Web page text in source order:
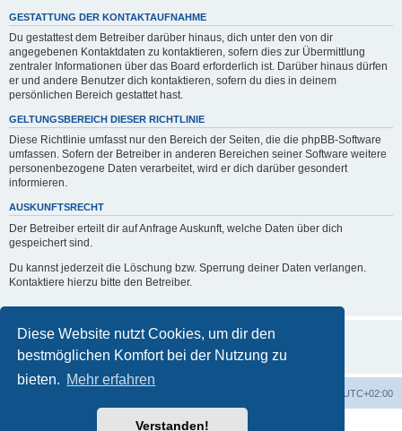
Diese Website nutzt Cookies, um dir den
bestmöglichen Komfort bei der Nutzung zu
bieten. Mehr erfahren
Verstanden!
GESTATTUNG DER KONTAKTAUFNAHME
Du gestattest dem Betreiber darüber hinaus, dich unter den von dir
angegebenen Kontaktdaten zu kontaktieren, sofern dies zur Übermittlung
zentraler Informationen über das Board erforderlich ist. Darüber hinaus dürfen
er und andere Benutzer dich kontaktieren, sofern du dies in deinem
persönlichen Bereich gestattet hast.
GELTUNGSBEREICH DIESER RICHTLINIE
Diese Richtlinie umfasst nur den Bereich der Seiten, die die phpBB-Software
umfassen. Sofern der Betreiber in anderen Bereichen seiner Software weitere
personenbezogene Daten verarbeitet, wird er dich darüber gesondert
informieren.
AUSKUNFTSRECHT
Der Betreiber erteilt dir auf Anfrage Auskunft, welche Daten über dich
gespeichert sind.
Du kannst jederzeit die Löschung bzw. Sperrung deiner Daten verlangen.
Kontaktiere hierzu bitte den Betreiber.
UTC+02:00
Powered byphpBB® Forum Software © phpBB Limited